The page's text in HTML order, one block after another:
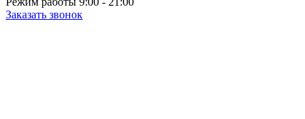
Заказать звонок